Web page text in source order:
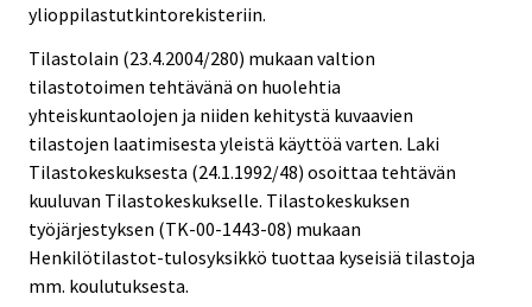
ylioppilastutkintorekisteriin.
Tilastolain (23.4.2004/280) mukaan valtion
tilastotoimen tehtävänä on huolehtia
yhteiskuntaolojen ja niiden kehitystä kuvaavien
tilastojen laatimisesta yleistä käyttöä varten. Laki
Tilastokeskuksesta (24.1.1992/48) osoittaa tehtävän
kuuluvan Tilastokeskukselle. Tilastokeskuksen
työjärjestyksen (TK-00-1443-08) mukaan
Henkilötilastot-tulosyksikkö tuottaa kyseisiä tilastoja
mm. koulutuksesta.